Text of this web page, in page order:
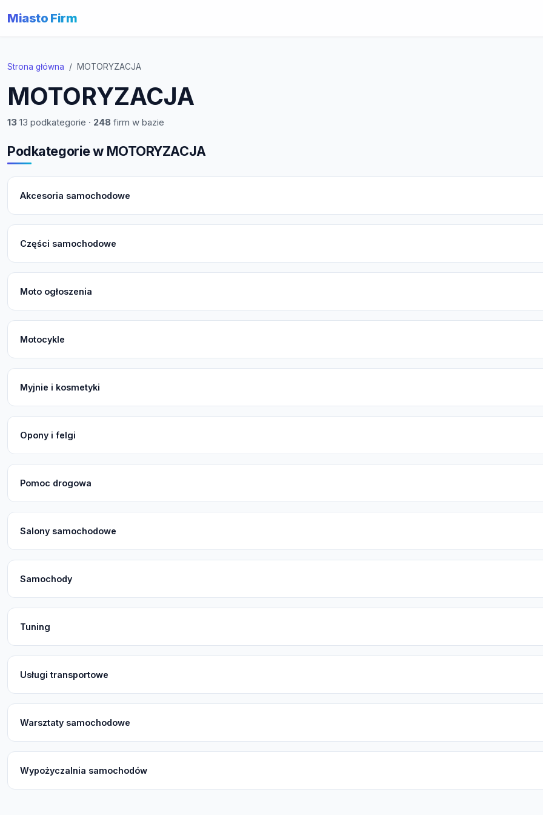
Miasto Firm
Strona główna MOTORYZACJA
MOTORYZACJA
13 13 podkategorie · 248 firm w bazie
Podkategorie w MOTORYZACJA
Akcesoria samochodowe
Części samochodowe
Moto ogłoszenia
Motocykle
Myjnie i kosmetyki
Opony i felgi
Pomoc drogowa
Salony samochodowe
Samochody
Tuning
Usługi transportowe
Warsztaty samochodowe
Wypożyczalnia samochodów